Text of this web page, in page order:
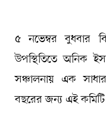
৫ নভেম্বর বুধবার
উপস্থিতিতে অনিক
সঞ্চালনায় এক
বছরের জন্য এই